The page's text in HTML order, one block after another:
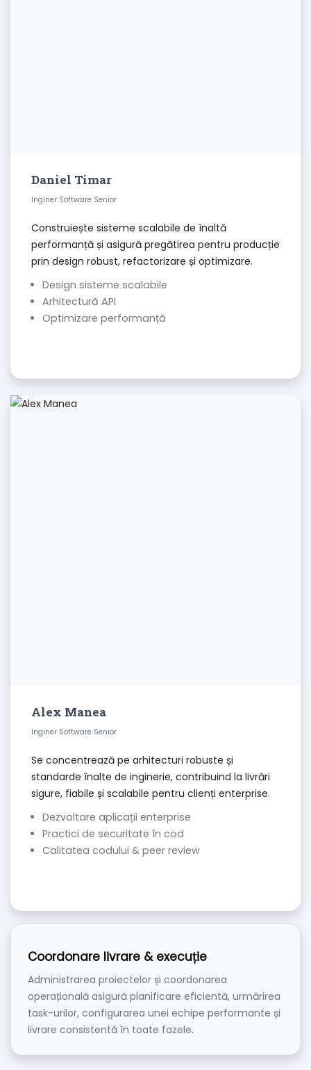
Daniel Timar
Inginer Software Senior
Construiește sisteme scalabile de înaltă
performanță și asigură pregătirea pentru producție
prin design robust, refactorizare și optimizare.
Design sisteme scalabile
Arhitectură API
Optimizare performanță
Alex Manea
Inginer Software Senior
Se concentrează pe arhitecturi robuste și
standarde înalte de inginerie, contribuind la livrări
sigure, fiabile și scalabile pentru clienți enterprise.
Dezvoltare aplicații enterprise
Practici de securitate în cod
Calitatea codului & peer review
Coordonare livrare & execuție
Administrarea proiectelor și coordonarea
operațională asigură planificare eficientă, urmărirea
task-urilor, configurarea unei echipe performante și
livrare consistentă în toate fazele.